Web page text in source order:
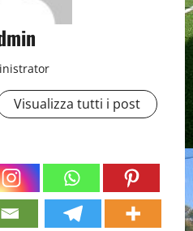
Visualizza tutti i post